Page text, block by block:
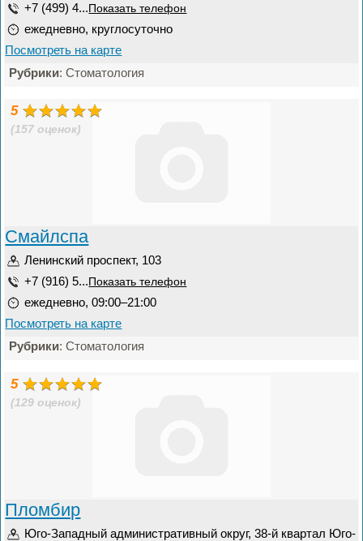
+7 (499) 4... Показать телефон
ежедневно, круглосуточно
Посмотреть на карте
Рубрики: Стоматология
5
(157 оценок)
Смайлспа
Ленинский проспект, 103
+7 (916) 5... Показать телефон
ежедневно, 09:00–21:00
Посмотреть на карте
Рубрики: Стоматология
5
(129 оценок)
Пломбир
Юго-Западный административный округ, 38-й квартал Юго-